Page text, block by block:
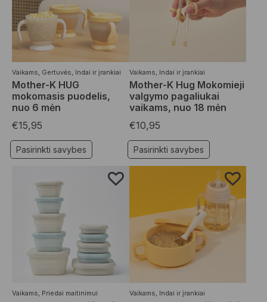
Vaikams Gertuvės Indai ir įrankiai
Mother-K HUG
mokomasis puodelis,
nuo 6 mėn
€15,95
Pasirinkti savybes
Vaikams Indai ir įrankiai
Mother-K Hug Mokomieji
valgymo pagaliukai
vaikams, nuo 18 mėn
€10,95
Pasirinkti savybes
Vaikams, Priedai maitinimui Vaikams, Indai ir įrankiai